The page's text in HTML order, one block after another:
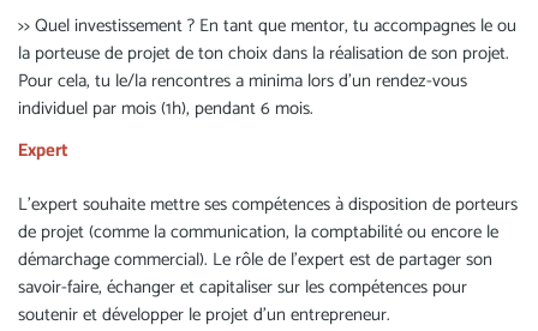
>> Quel investissement ? En tant que mentor, tu accompagnes le ou
la porteuse de projet de ton choix dans la réalisation de son projet.
Pour cela, tu le/la rencontres a minima lors d'un rendez-vous
individuel par mois (1h), pendant 6 mois.
Expert
L’expert souhaite mettre ses compétences à disposition de porteurs
de projet (comme la communication, la comptabilité ou encore le
démarchage commercial). Le rôle de l’expert est de partager son
savoir-faire, échanger et capitaliser sur les compétences pour
soutenir et développer le projet d’un entrepreneur.